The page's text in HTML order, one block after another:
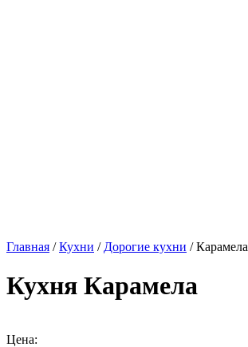
Главная /Кухни / Дорогие кухни / Карамела
Кухня Карамела
Цена: